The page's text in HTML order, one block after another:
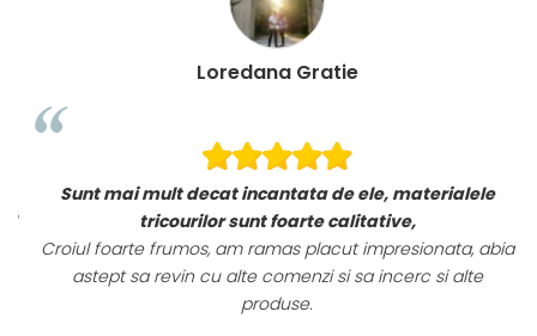
Loredana Gratie
Sunt mai mult decat incantata de ele, materialele
tricourilor sunt foarte calitative,
Croiul foarte frumos, am ramas placut impresionata, abia
astept sa revin cu alte comenzi si sa incerc si alte
produse.